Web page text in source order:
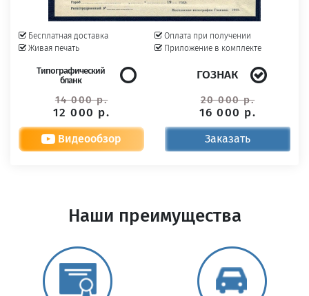
Бесплатная доставка
Живая печать
Оплата при получении
Приложение в комплекте
Типографический
бланк
14 000 р.
12 000 р.
ГОЗНАК
20 000 р.
16 000 р.
Видеообзор Заказать
Наши преимущества